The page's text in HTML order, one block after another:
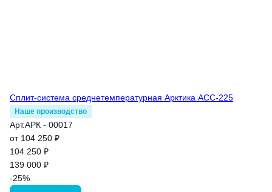
Сплит-система среднетемпературная Арктика АСС-225
Наше производство
Арт.АРК - 00017
от 104 250 ₽
104 250 ₽
139 000 ₽
-25%